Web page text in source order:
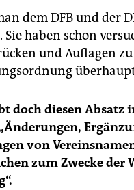
dem DFB und der
haben schon
und Auflagen
doch diesen Absatz
von
zum Zwecke der